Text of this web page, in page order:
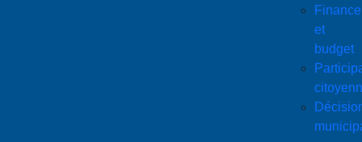
Finance
et
budget